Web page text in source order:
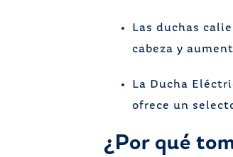
Las duchas
cabeza y
La Ducha
ofrece un
¿Por qué